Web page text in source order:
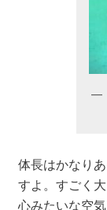
体長はかなり
すよ。すごく
心みたいな空